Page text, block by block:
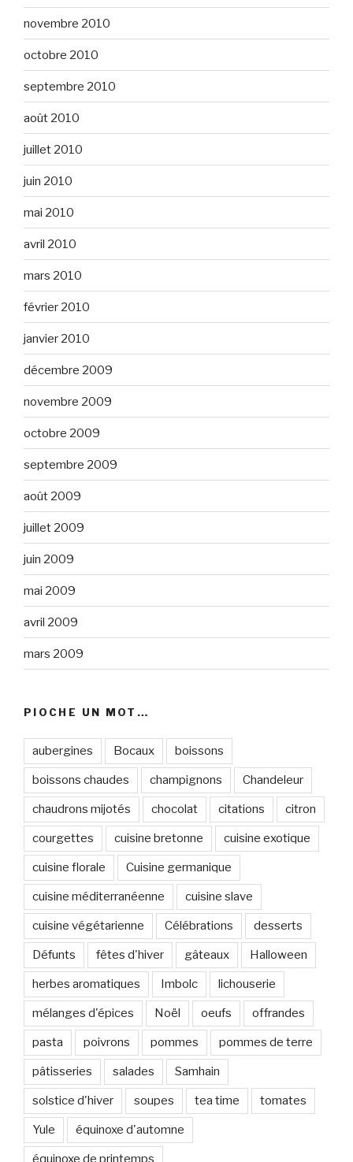
novembre 2010
octobre 2010
septembre 2010
août 2010
juillet 2010
juin 2010
mai 2010
avril 2010
mars 2010
février 2010
janvier 2010
décembre 2009
novembre 2009
octobre 2009
septembre 2009
août 2009
juillet 2009
juin 2009
mai 2009
avril 2009
mars 2009
PIOCHE UN MOT…
aubergines Bocaux boissons
boissons chaudes champignons Chandeleur
chaudrons mijotés chocolat citations citron
courgettes cuisine bretonne cuisine exotique
cuisine florale Cuisine germanique
cuisine méditerranéenne cuisine slave
cuisine végétarienne Célébrations desserts
Défunts fêtes d'hiver gâteaux Halloween
herbes aromatiques Imbolc lichouserie
mélanges d'épices Noël oeufs offrandes
pasta poivrons pommes pommes de terre
pâtisseries salades Samhain
solstice d'hiver soupes tea time tomates
Yule équinoxe d'automne
équinoxe de printemps